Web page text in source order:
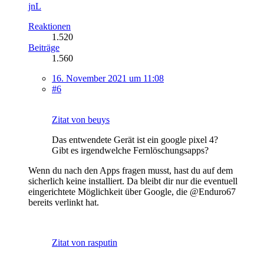
jnL
Reaktionen
1.520
Beiträge
1.560
16. November 2021 um 11:08
#6
Zitat von beuys
Das entwendete Gerät ist ein google pixel 4?
Gibt es irgendwelche Fernlöschungsapps?
Wenn du nach den Apps fragen musst, hast du auf dem
sicherlich keine installiert. Da bleibt dir nur die eventuell
eingerichtete Möglichkeit über Google, die @Enduro67
bereits verlinkt hat.
Zitat von rasputin